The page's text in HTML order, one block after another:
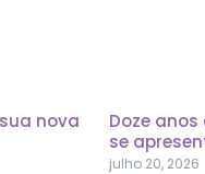
nova
Doze
se
julho 20, 2026